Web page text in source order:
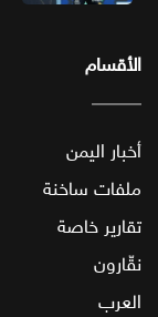
الأقسام
أخبار اليمن
ملفات ساخنة
تقارير خاصة
نقّارون
العرب